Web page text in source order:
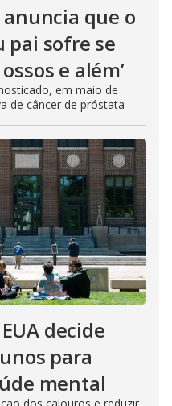
anuncia que o
pai sofre se
e além’
em maio de
de câncer de próstata
decide
para
mental